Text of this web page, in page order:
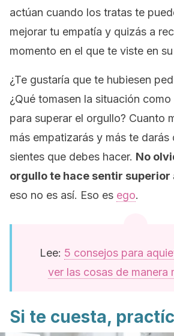
actúan cuando los tratas te
mejorar tu empatía y quizás a
momento en el que te viste en su
¿Te gustaría que te hubiesen
¿Qué tomasen la situación
para superar el orgullo? Cuanto
más empatizarás y más te
sientes que debes hacer. No
orgullo te hace sentir superior
eso no es así. Eso es ego.
Lee: 5 consejos para
ver las cosas de manera
Si te cuesta,